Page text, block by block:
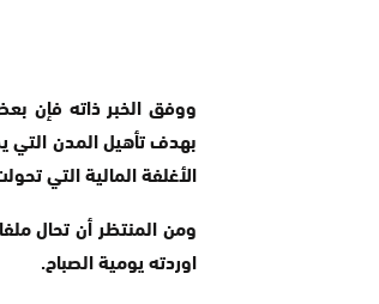
ووفق الخبر ذاته فإن
بهدف تأهيل المدن
الأغلفة المالية التي
اوردته يومية الصباح.